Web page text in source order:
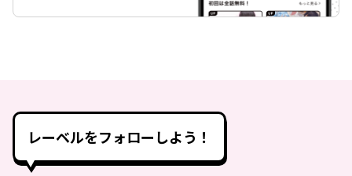
レーベルをフォローしよう！